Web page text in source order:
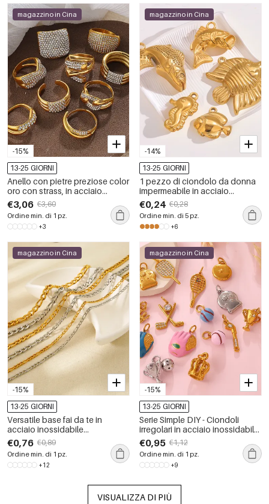
-15%
magazzino in Cina
13-25 GIORNI
Anello con pietre preziose color
oro con strass, in acciaio
inossidabile, di forma irregolare,
impermeabile, 1 pezzo
€3,06 €3,60
Ordine min. di 1 pz.
+3
-14%
magazzino in Cina
13-25 GIORNI
1 pezzo di ciondolo da donna
impermeabile in acciaio
inossidabile a forma di pesce fai
da te
€0,24 €0,28
Ordine min. di 5 pz.
+6
-15%
magazzino in Cina
13-25 GIORNI
Versatile base fai da te in
acciaio inossidabile
impermeabile Cha
€0,76 €0,89
Ordine min. di 1 pz.
+12
-15%
magazzino in Cina
13-25 GIORNI
Serie Simple DIY - Ciondoli
irregolari in acciaio inossidabile
impermeabile color oro con
strass
€0,95 €1,12
Ordine min. di 1 pz.
+9
VISUALIZZA DI PIÙ